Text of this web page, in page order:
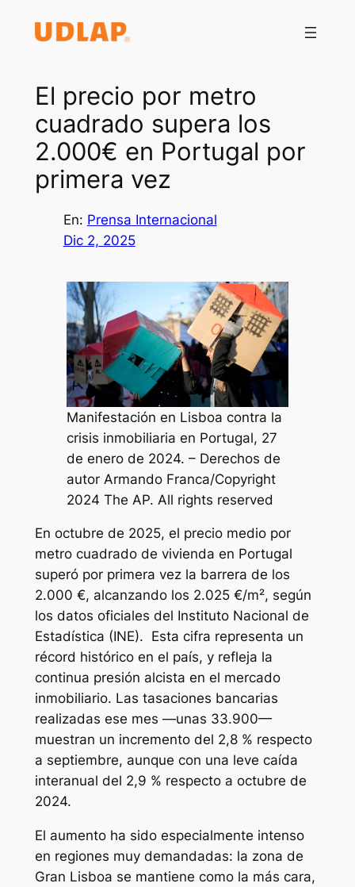
El precio por metro
cuadrado supera los
2.000€ en Portugal por
primera vez
En: Prensa Internacional
Dic 2, 2025
Manifestación en Lisboa contra la
crisis inmobiliaria en Portugal, 27
de enero de 2024. – Derechos de
autor Armando Franca/Copyright
2024 The AP. All rights reserved
En octubre de 2025, el precio medio por
metro cuadrado de vivienda en Portugal
superó por primera vez la barrera de los
2.000 €, alcanzando los 2.025 €/m², según
los datos oficiales del Instituto Nacional de
Estadística (INE). Esta cifra representa un
récord histórico en el país, y refleja la
continua presión alcista en el mercado
inmobiliario. Las tasaciones bancarias
realizadas ese mes —unas 33.900—
muestran un incremento del 2,8 % respecto
a septiembre, aunque con una leve caída
interanual del 2,9 % respecto a octubre de
2024.
El aumento ha sido especialmente intenso
en regiones muy demandadas: la zona de
Gran Lisboa se mantiene como la más cara,